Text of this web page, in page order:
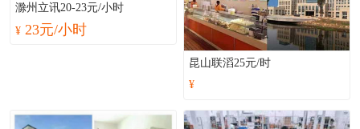
滁州立讯20-23元/小时
¥ 23元/小时
昆山联滔25元/时
¥